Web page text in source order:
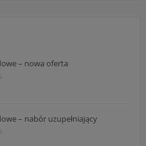
– nowa oferta
– nabór uzupełniający